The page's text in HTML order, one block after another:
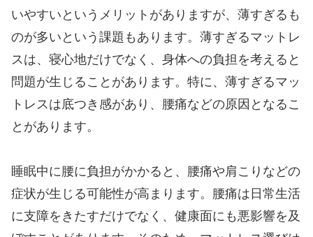
いやすいというメリットがありますが、薄すぎるも
のが多いという課題もあります。薄すぎるマットレ
スは、寝心地だけでなく、身体への負担を考えると
問題が生じることがあります。特に、薄すぎるマッ
トレスは底つき感があり、腰痛などの原因となるこ
とがあります。
睡眠中に腰に負担がかかると、腰痛や肩こりなどの
症状が生じる可能性が高まります。腰痛は日常生活
に支障をきたすだけでなく、健康面にも悪影響を及